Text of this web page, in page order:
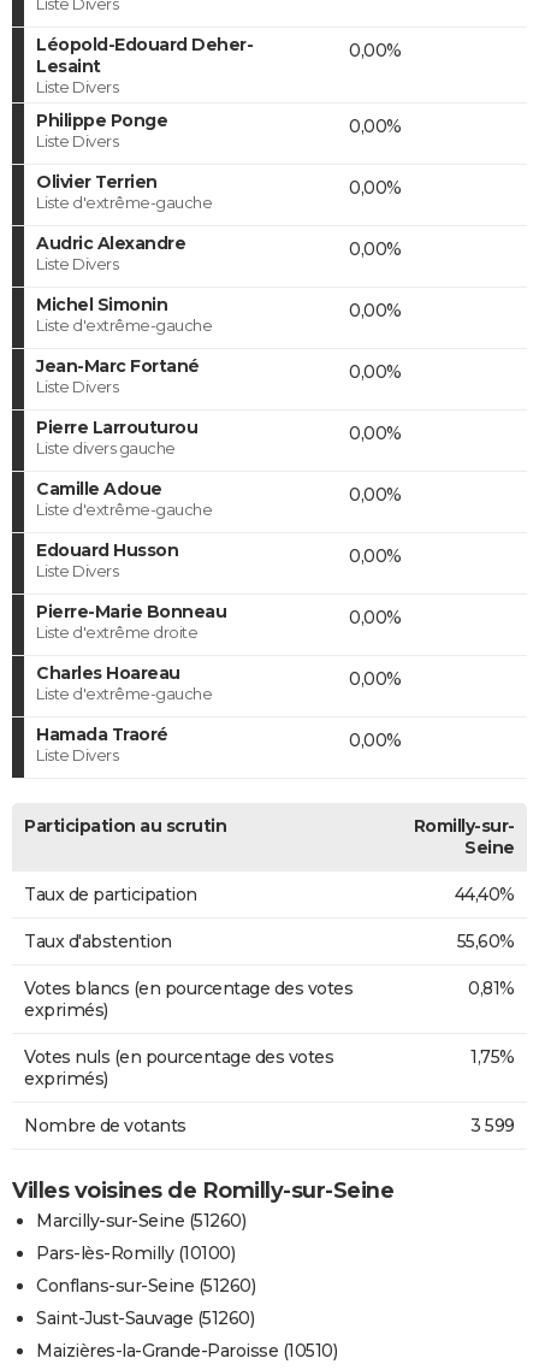
Léopold-Edouard Deher-
Lesaint
Liste Divers
0,00%
Philippe Ponge
Liste Divers
0,00%
Olivier Terrien
Liste d'extrême-gauche
0,00%
Audric Alexandre
Liste Divers
0,00%
Michel Simonin
Liste d'extrême-gauche
0,00%
Jean-Marc Fortané
Liste Divers
0,00%
Pierre Larrouturou
Liste divers gauche
0,00%
Camille Adoue
Liste d'extrême-gauche
0,00%
Edouard Husson
Liste Divers
0,00%
Pierre-Marie Bonneau
Liste d'extrême droite
0,00%
Charles Hoareau
Liste d'extrême-gauche
0,00%
Hamada Traoré
Liste Divers
0,00%
Participation au scrutin
Romilly-sur-
Seine
Taux de participation 44,40%
Taux d'abstention 55,60%
Votes blancs (en pourcentage des votes
exprimés)
0,81%
Votes nuls (en pourcentage des votes
exprimés)
1,75%
Nombre de votants 3 599
Villes voisines de Romilly-sur-Seine
Marcilly-sur-Seine (51260)
Pars-lès-Romilly (10100)
Conflans-sur-Seine (51260)
Saint-Just-Sauvage (51260)
Maizières-la-Grande-Paroisse (10510)